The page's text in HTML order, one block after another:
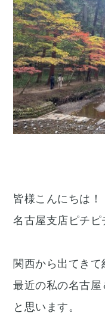
皆様こんにちは！
名古屋支店ピチピ
関西から出てきて
最近の私の名古
と思います。